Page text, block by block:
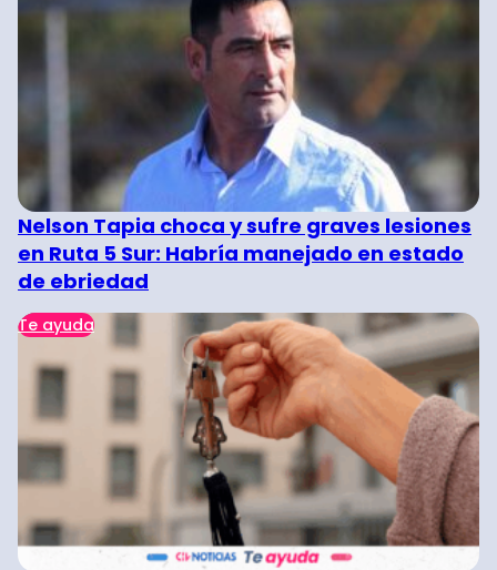
Nelson Tapia choca y sufre graves lesiones
en Ruta 5 Sur: Habría manejado en estado
de ebriedad
Te ayuda